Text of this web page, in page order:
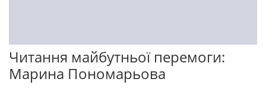
Читання майбутньої перемоги:
Марина Пономарьова